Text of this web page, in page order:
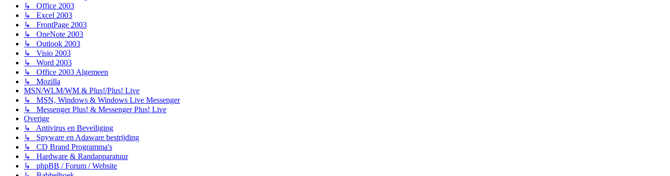
↳ Office 2003
↳ Excel 2003
↳ FrontPage 2003
↳ OneNote 2003
↳ Outlook 2003
↳ Visio 2003
↳ Word 2003
↳ Office 2003 Algemeen
↳ Mozilla
MSN/WLM/WM & Plus!/Plus! Live
↳ MSN, Windows & Windows Live Messenger
↳ Messenger Plus! & Messenger Plus! Live
Overige
↳ Antivirus en Beveiliging
↳ Spyware en Adaware bestrijding
↳ CD Brand Programma's
↳ Hardware & Randapparatuur
↳ phpBB / Forum / Website